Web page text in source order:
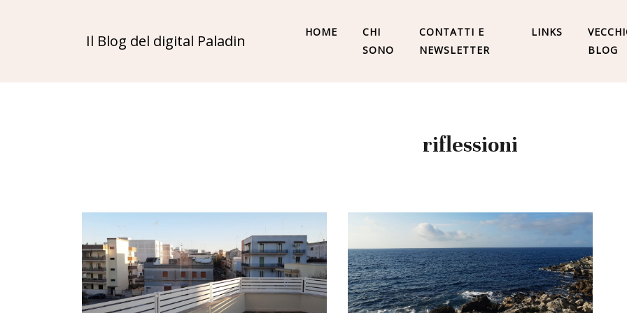
Il Blog del digital Paladin HOME
CHI
SONO
CONTATTI E
NEWSLETTER
LINKS
BLOG
riflessioni